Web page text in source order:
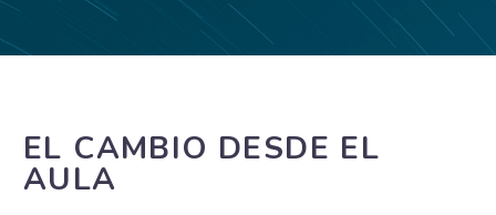
EL CAMBIO DESDE EL
AULA